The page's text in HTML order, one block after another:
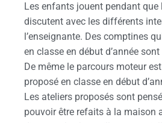
Les enfants jouent pendant que
discutent avec les différents
l’enseignante. Des comptines
en classe en début d’année
De même le parcours moteur
proposé en classe en début
Les ateliers proposés sont
pouvoir être refaits à la maison